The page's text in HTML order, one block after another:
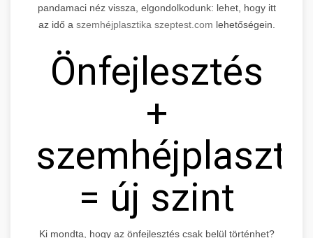
pandamaci néz vissza, elgondolkodunk: lehet, hogy itt
az idő a szemhéjplasztika szeptest.com lehetőségein.
Önfejlesztés
+
= új szint
Ki mondta, hogy az önfejlesztés csak belül történhet?